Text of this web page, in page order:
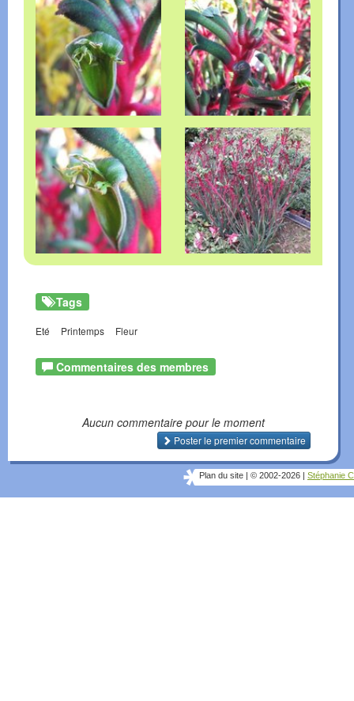
Tags
Eté Printemps Fleur
Commentaires des membres
Aucun commentaire pour le moment
Poster le premier commentaire
Plan du site © 2002-2026 Stéphanie C